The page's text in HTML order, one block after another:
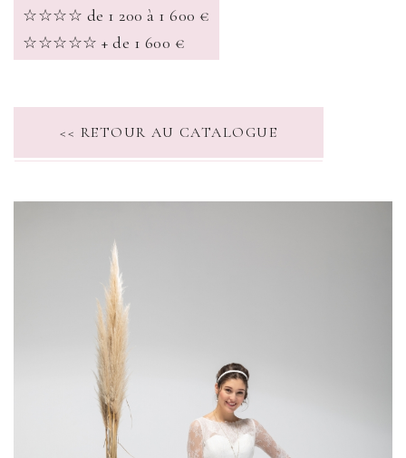
☆☆☆☆ de 1 200 à 1 600 €
☆☆☆☆☆ + de 1 600 €
<< RETOUR AU CATALOGUE